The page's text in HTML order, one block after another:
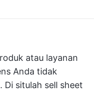
atau layanan
Anda tidak
Di situlah sell sheet